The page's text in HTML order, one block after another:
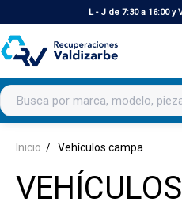
L - J de 7:30 a 16:00 y
Buscar productos
Inicio Vehículos campa